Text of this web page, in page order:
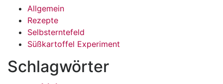
Allgemein
Rezepte
Selbsterntefeld
Süßkartoffel Experiment
Schlagwörter